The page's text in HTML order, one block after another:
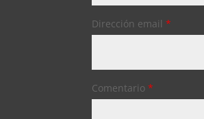
Dirección email*
Comentario*